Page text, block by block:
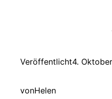
Veröffentlicht4.
vonHelen